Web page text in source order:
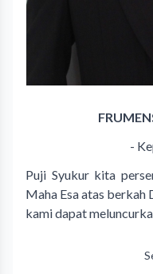
-
Puji Syukur kita
Maha Esa atas berkah
kami dapat